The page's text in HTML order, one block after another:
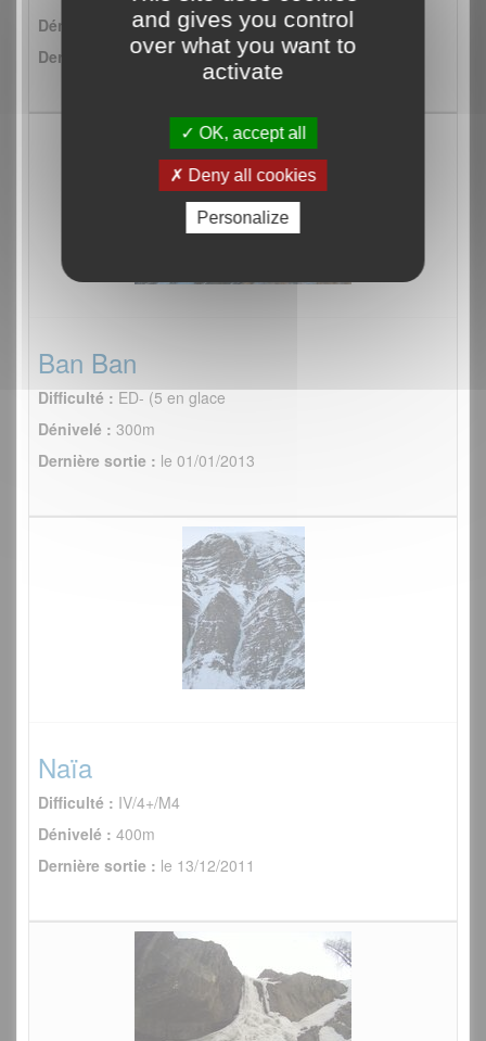
Dénivelé :
100m
Dernière sortie :le 28/01/2015
Ban Ban
Difficulté : ED- (5 en glace
Dénivelé : 300m
Dernière sortie : le 01/01/2013
Naïa
Difficulté : IV/4+/M4
Dénivelé : 400m
Dernière sortie : le 13/12/2011
and gives you control
over what you want to
activate
OK, accept all
Deny all cookies
Personalize